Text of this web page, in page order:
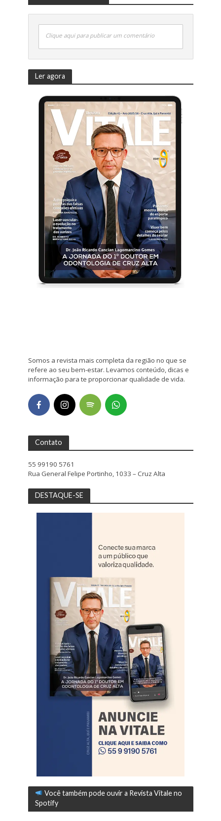
Clique aqui para publicar um comentário
Ler agora
Somos a revista mais completa da região no que se
refere ao seu bem-estar. Levamos conteúdo, dicas e
informação para te proporcionar qualidade de vida.
Contato
55 99190 5761
Rua General Felipe Portinho, 1033 – Cruz Alta
DESTAQUE-SE
Você também pode ouvir a Revista Vitale no
Spotify